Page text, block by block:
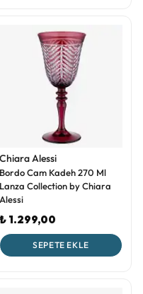
Chiara Alessi
Bordo Cam Kadeh 270 Ml
Lanza Collection by Chiara
Alessi
₺ 1.299,00
SEPETE EKLE